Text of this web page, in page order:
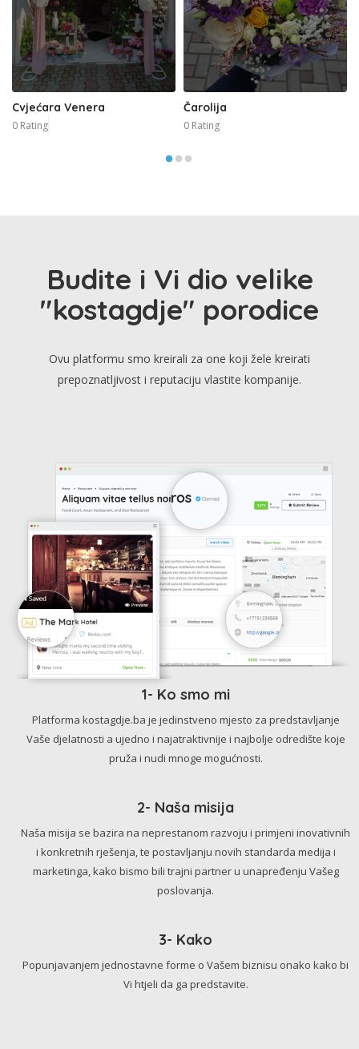
Cvjećara Venera
0 Rating
Čarolija
0 Rating
Budite i Vi dio velike
"kostagdje" porodice
Ovu platformu smo kreirali za one koji žele kreirati
prepoznatljivost i reputaciju vlastite kompanije.
1- Ko smo mi
Platforma kostagdje.ba je jedinstveno mjesto za predstavljanje
Vaše djelatnosti a ujedno i najatraktivnije i najbolje odredište koje
pruža i nudi mnoge mogućnosti.
2- Naša misija
Naša misija se bazira na neprestanom razvoju i primjeni inovativnih
i konkretnih rješenja, te postavljanju novih standarda medija i
marketinga, kako bismo bili trajni partner u unapređenju Vašeg
poslovanja.
3- Kako
Popunjavanjem jednostavne forme o Vašem biznisu onako kako bi
Vi htjeli da ga predstavite.